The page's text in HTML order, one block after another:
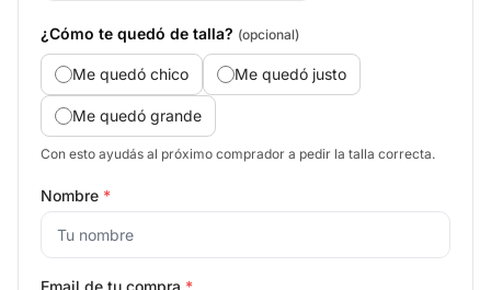
¿Cómo te quedó de talla? (opcional)
Me quedó chico Me quedó justo
Me quedó grande
Con esto ayudás al próximo comprador a pedir la talla correcta.
Nombre *
Email de tu compra *